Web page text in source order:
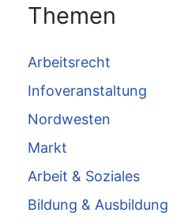
Themen
Arbeitsrecht
Infoveranstaltung
Nordwesten
Markt
Arbeit & Soziales
Bildung & Ausbildung